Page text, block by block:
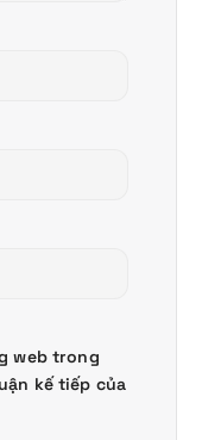
web trong
kế tiếp của